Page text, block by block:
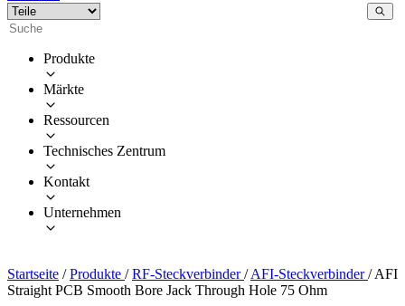
Produkte
Märkte
Ressourcen
Technisches Zentrum
Kontakt
Unternehmen
Startseite / Produkte / RF-Steckverbinder/ AFI-Steckverbinder/ AFI
Straight PCB Smooth Bore Jack Through Hole 75 Ohm